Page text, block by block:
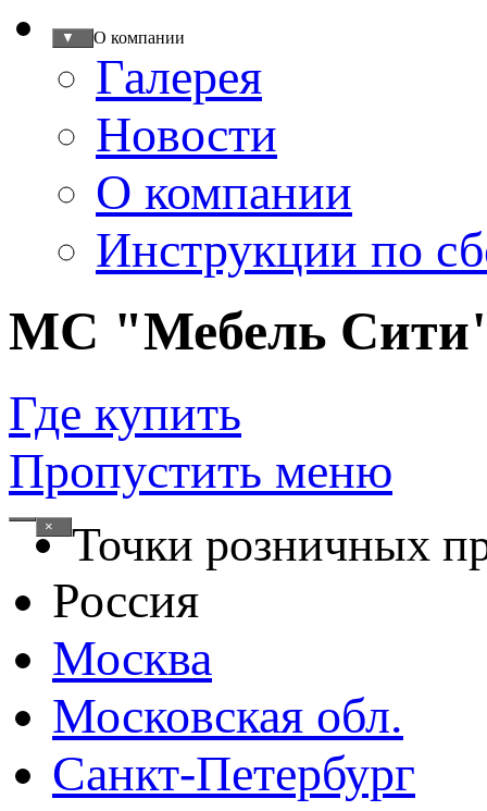
О компании
▼
Галерея
Новости
О компании
Инструкции по
МС "Мебель
Где купить
Пропустить меню
× Точки розничных
Россия
Москва
Московская обл.
Санкт-Петербург